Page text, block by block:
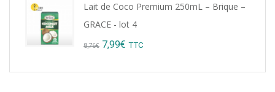
Lait de Coco Premium 250mL – Brique –
GRACE - lot 4
8,76€ Original
7,99€ Current
TTC